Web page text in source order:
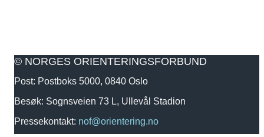
© NORGES ORIENTERINGSFORBUND
Post: Postboks 5000, 0840 Oslo
Besøk: Sognsveien 73 L, Ullevål Stadion
Pressekontakt: nof@orientering.no